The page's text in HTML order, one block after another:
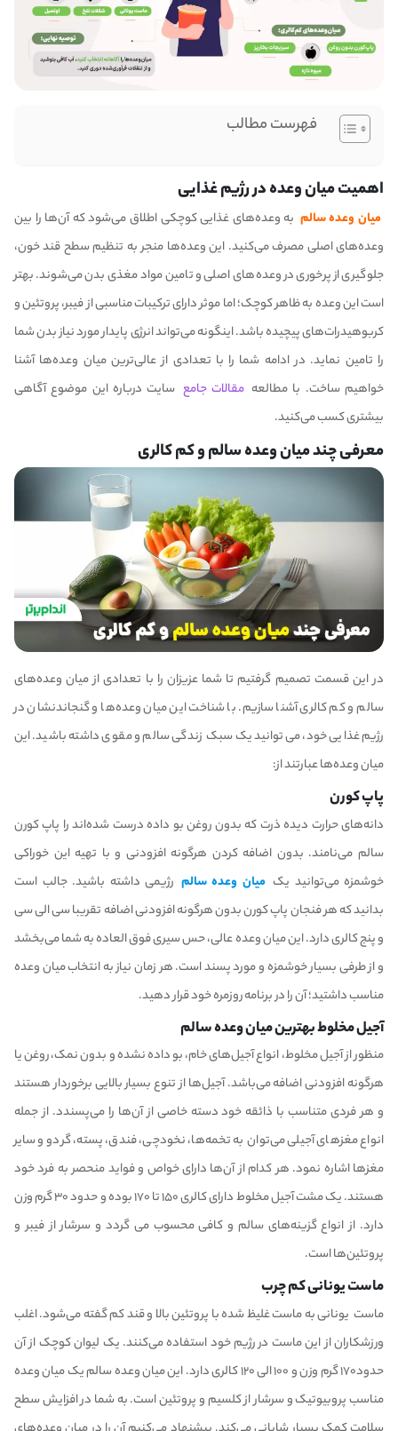
فهرست مطالب
اهمیت میان وعده در رژیم غذایی
میان وعده سالم به وعده‌های غذایی کوچکی اطلاق می‌شود که آن‌ها را بین
وعده‌های اصلی مصرف می‌کنید. این‌ وعده‌ها منجر به تنظیم سطح قند خون،
جلوگیری از پرخوری در وعده‌های اصلی و تامین مواد مغذی بدن می‌شوند. بهتر
است این وعده به ظاهر کوچک؛ اما موثر دارای ترکیبات مناسبی از فیبر، پروتئین و
کربوهیدرات‌های پیچیده باشد. اینگونه می‌تواند انرژی پایدار مورد نیاز بدن شما
را تامین نماید. در ادامه شما را با تعدادی از عالی‌ترین میان وعده‌ها آشنا
خواهیم ساخت. با مطالعه مقالات جامع سایت درباره این موضوع آگاهی
بیشتری کسب می‌کنید.
معرفی چند میان وعده سالم و کم کالری
در این قسمت تصمیم گرفتیم تا شما عزیزان را با تعدادی از میان وعده‌های
سالم و کم کالری آشنا سازیم. با شناخت این میان وعده‌ها و گنجاندنشان در
رژیم غذایی خود، می‌توانید یک سبک زندگی سالم و مقوی داشته باشید. این
میان وعده‌ها عبارتند از:
پاپ کورن
دانه‌های حرارت دیده ذرت که بدون روغن بو داده درست شده‌اند را پاپ کورن
سالم می‌نامند. بدون اضافه کردن هرگونه افزودنی و با تهیه این خوراکی
خوشمزه می‌توانید یک میان وعده سالم رژیمی داشته باشید. جالب است
بدانید که هر فنجان پاپ کورن بدون هرگونه افزودنی اضافه تقریبا سی الی سی
و پنج کالری دارد. این میان وعده عالی، حس سیری فوق العاده به شما می‌بخشد
و از طرفی بسیار خوشمزه و مورد پسند است. هر زمان نیاز به انتخاب میان وعده
مناسب داشتید؛ آن را در برنامه روزمره خود قرار دهید.
آجیل مخلوط بهترین میان وعده سالم
منظور از آجیل مخلوط، انواع آجیل‌های خام، بو داده نشده و بدون نمک، روغن یا
هرگونه افزودنی اضافه می‌باشد. آجیل‌ها از تنوع بسیار بالایی برخوردار هستند
و هر فردی متناسب با ذائقه خود دسته خاصی از آن‌ها را می‌پسندد. از جمله
انواع مغزهای آجیلی می‌توان به تخمه‌ها، نخودچی، فندق، پسته، گردو و سایر
مغزها اشاره نمود‌. هر کدام از آن‌ها دارای خواص و فواید منحصر به فرد خود
هستند. یک مشت آجیل مخلوط دارای کالری ۱۵۰ تا ۱۷۰ بوده و حدود ۳۰ گرم وزن
دارد. از انواع گزینه‌های سالم و کافی محسوب می گردد و سرشار از فیبر و
پروتئین‌ها است‌.‌
ماست یونانی کم چرب
ماست یونانی به ماست غلیظ شده با پروتئین بالا و قند کم گفته می‌شود. اغلب
ورزشکاران از این ماست در رژیم خود استفاده می‌کنند. یک لیوان کوچک از آن
حدود۱۷۰ گرم وزن و ۱۰۰ الی ۱۲۰ کالری دارد. این میان وعده سالم یک میان وعده
مناسب پروبیوتیک و سرشار از کلسیم و پروتئین است. به شما در افزایش سطح